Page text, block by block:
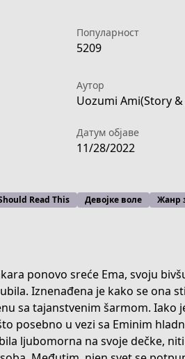
Популарност
5209
Аутор
Uozumi Ami(Story
Датум објаве
11/28/2022
Read This Девојке воле Жанр
ponovo sreće Ema, svoju
Iznenađena je kako se ona
sa tajanstvenim šarmom. Iako
posebno u vezi sa Eminim
ljubomorna na svoje dečke,